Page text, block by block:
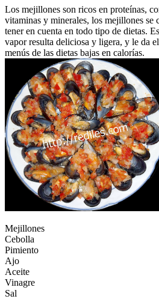
Los mejillones son ricos en proteínas,
vitaminas y minerales, los mejillones se
tener en cuenta en todo tipo de dietas.
vapor resulta deliciosa y ligera, y le da
menús de las dietas bajas en calorías.
Mejillones
Cebolla
Pimiento
Ajo
Aceite
Vinagre
Sal